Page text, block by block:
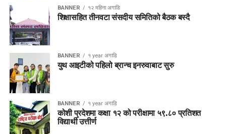
BANNER १२ महिना अगाडि
शिक्षासहित तीनवटा संसदीय समितिको बैठक बस्दै
BANNER १ year अगाडि
युथ आइटीको पहिलो ब्रान्च इनरुवाबाट सुरु
BANNER १ year अगाडि
कोशी प्रदेशमा कक्षा १२ को परीक्षामा ५९.८० प्रतिशत
विद्यार्थी उत्तीर्ण